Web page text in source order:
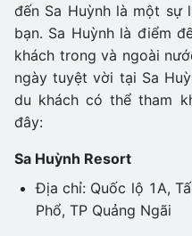
đến Sa Huỳnh là một sự
bạn. Sa Huỳnh là điểm
khách trong và ngoài
ngày tuyệt vời tại Sa
du khách có thể tham
đây:
Sa Huỳnh Resort
Địa chỉ: Quốc lộ 1A,
Phổ, TP Quảng Ngãi